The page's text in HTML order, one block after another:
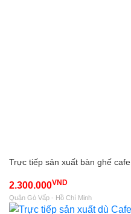
Trực tiếp sản xuất bàn ghế cafe
2.300.000VND
Quận Gò Vấp - Hồ Chí Minh